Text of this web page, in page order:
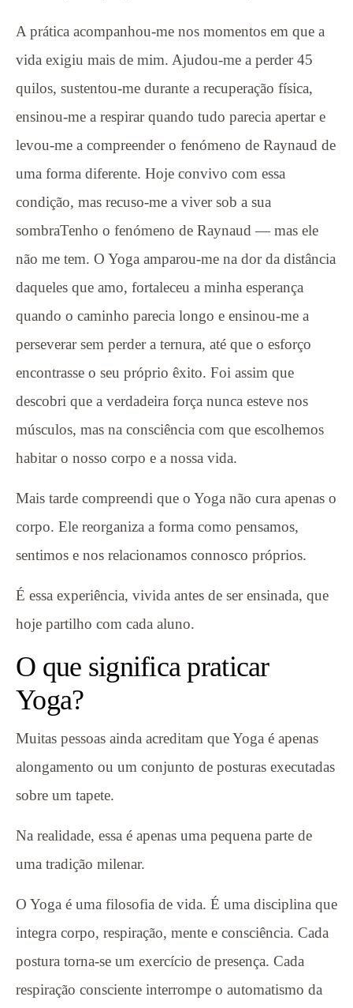
A prática acompanhou-me nos momentos em que a
vida exigiu mais de mim. Ajudou-me a perder 45
quilos, sustentou-me durante a recuperação física,
ensinou-me a respirar quando tudo parecia apertar e
levou-me a compreender o fenómeno de Raynaud de
uma forma diferente. Hoje convivo com essa
condição, mas recuso-me a viver sob a sua
sombraTenho o fenómeno de Raynaud — mas ele
não me tem. O Yoga amparou-me na dor da distância
daqueles que amo, fortaleceu a minha esperança
quando o caminho parecia longo e ensinou-me a
perseverar sem perder a ternura, até que o esforço
encontrasse o seu próprio êxito. Foi assim que
descobri que a verdadeira força nunca esteve nos
músculos, mas na consciência com que escolhemos
habitar o nosso corpo e a nossa vida.
Mais tarde compreendi que o Yoga não cura apenas o
corpo. Ele reorganiza a forma como pensamos,
sentimos e nos relacionamos connosco próprios.
É essa experiência, vivida antes de ser ensinada, que
hoje partilho com cada aluno.
O que significa praticar
Yoga?
Muitas pessoas ainda acreditam que Yoga é apenas
alongamento ou um conjunto de posturas executadas
sobre um tapete.
Na realidade, essa é apenas uma pequena parte de
uma tradição milenar.
O Yoga é uma filosofia de vida. É uma disciplina que
integra corpo, respiração, mente e consciência. Cada
postura torna-se um exercício de presença. Cada
respiração consciente interrompe o automatismo da